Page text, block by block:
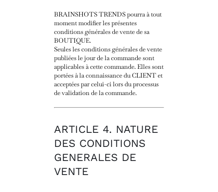
BRAINSHOTS TRENDS pourra à tout
moment modifier les présentes
conditions générales de vente de sa
BOUTIQUE.
Seules les conditions générales de vente
publiées le jour de la commande sont
applicables à cette commande. Elles sont
portées à la connaissance du CLIENT et
acceptées par celui-ci lors du processus
de validation de la commande.
ARTICLE 4. NATURE
DES CONDITIONS
GENERALES DE
VENTE